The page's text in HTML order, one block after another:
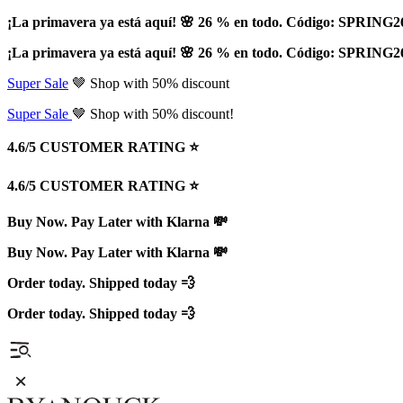
¡La primavera ya está aquí! 🌸 26 % en todo. Código:
¡La primavera ya está aquí! 🌸 26 % en todo. Código:
Super Sale 🤎 Shop with 50% discount
Super Sale 🤎 Shop with 50% discount!
4.6/5 CUSTOMER RATING ⭐️
4.6/5 CUSTOMER RATING ⭐️
Buy Now. Pay Later with Klarna 💸
Buy Now. Pay Later with Klarna 💸
Order today. Shipped today 💨
Order today. Shipped today 💨